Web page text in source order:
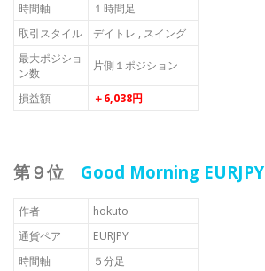
時間軸
１時間足
取引スタイル
デイトレ , スイング
最大ポジショ
ン数
片側１ポジション
損益額 ＋6,038円
第９位 Good Morning EURJPY
作者
hokuto
通貨ペア
EURJPY
時間軸
５分足